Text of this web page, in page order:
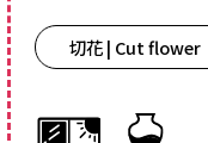
切花 | Cut flower